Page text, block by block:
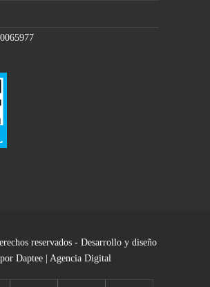
reservados - Desarrollo y diseño
por Daptee | Agencia Digital